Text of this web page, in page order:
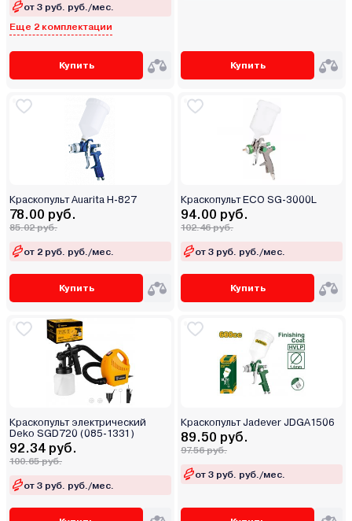
от 3 руб. руб./мес.
Еще 2 комплектации
Купить Купить
Краскопульт Auarita H-827
78.00 руб.
85.02 руб.
от 2 руб. руб./мес.
Купить
Краскопульт ECO SG-3000L
94.00 руб.
102.46 руб.
от 3 руб. руб./мес.
Купить
Краскопульт электрический
Deko SGD720 (085-1331)
92.34 руб.
100.65 руб.
от 3 руб. руб./мес.
Краскопульт Jadever JDGA1506
89.50 руб.
97.56 руб.
от 3 руб. руб./мес.